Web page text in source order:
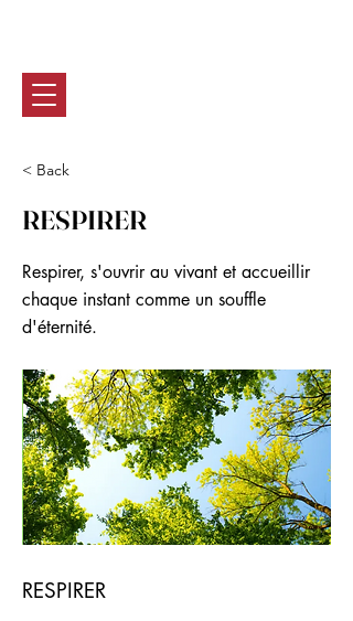
< Back
RESPIRER
Respirer, s'ouvrir au vivant et accueillir
chaque instant comme un souffle
d'éternité.
RESPIRER